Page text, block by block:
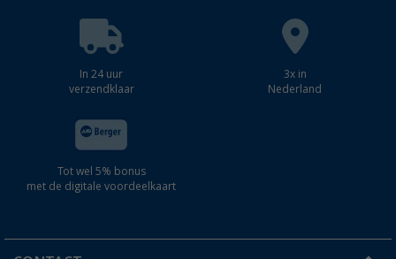
In 24 uur
verzendklaar
3x in
Nederland
Tot wel 5% bonus
met de digitale voordeelkaart